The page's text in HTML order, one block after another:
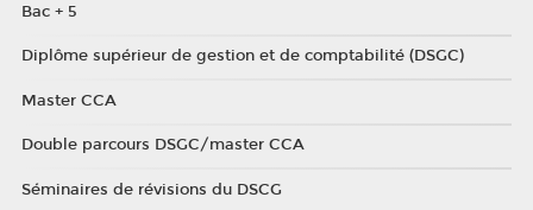
Bac + 5
Diplôme supérieur de gestion et de comptabilité (DSGC)
Master CCA
Double parcours DSGC/master CCA
Séminaires de révisions du DSCG